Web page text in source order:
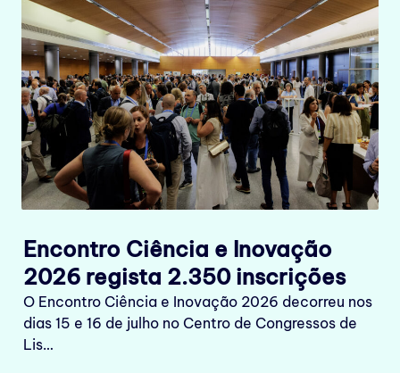
Encontro Ciência e Inovação
2026 regista 2.350 inscrições
O Encontro Ciência e Inovação 2026 decorreu nos
dias 15 e 16 de julho no Centro de Congressos de
Lis…